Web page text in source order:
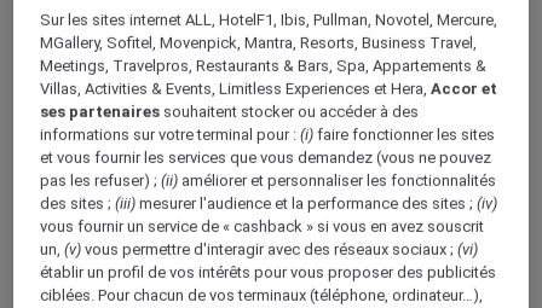
Réunions & Evénements
Retour
Organisation d'évènements
Réservation groupe (+8 chambres)
Avantages du programme de fidélité
Types d'évènements
Réunions
Evènements privés
Séminaires
Conventions
Autres évènements
Sur les sites internet ALL, HotelF1, Ibis, Pullman, Novotel, Mercure,
MGallery, Sofitel, Movenpick, Mantra, Resorts, Business Travel,
Meetings, Travelpros, Restaurants & Bars, Spa, Appartements &
Villas, Activities & Events, Limitless Experiences et Hera,Accor et
ses partenaires souhaitent stocker ou accéder à des
informations sur votre terminal pour :(i) faire fonctionner les sites
et vous fournir les services que vous demandez (vous ne pouvez
pas les refuser) ;(ii) améliorer et personnaliser les fonctionnalités
des sites ;(iii) mesurer l'audience et la performance des sites ;(iv)
vous fournir un service de « cashback » si vous en avez souscrit
un,(v) vous permettre d'interagir avec des réseaux sociaux ;(vi)
établir un profil de vos intérêts pour vous proposer des publicités
ciblées. Pour chacun de vos terminaux (téléphone, ordinateur…),